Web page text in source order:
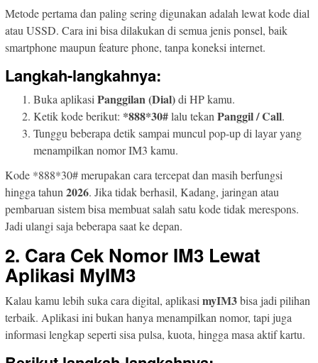
Metode pertama dan paling sering digunakan adalah lewat kode dial
atau USSD. Cara ini bisa dilakukan di semua jenis ponsel, baik
smartphone maupun feature phone, tanpa koneksi internet.
Langkah-langkahnya:
Buka aplikasi Panggilan (Dial)di HP kamu.
Ketik kode berikut: *888*30#lalu tekan Panggil / Call.
Tunggu beberapa detik sampai muncul pop-up di layar yang
menampilkan nomor IM3 kamu.
Kode *888*30# merupakan cara tercepat dan masih berfungsi
hingga tahun 2026. Jika tidak berhasil, Kadang, jaringan atau
pembaruan sistem bisa membuat salah satu kode tidak merespons.
Jadi ulangi saja beberapa saat ke depan.
2. Cara Cek Nomor IM3 Lewat
Aplikasi MyIM3
Kalau kamu lebih suka cara digital, aplikasi myIM3bisa jadi pilihan
terbaik. Aplikasi ini bukan hanya menampilkan nomor, tapi juga
informasi lengkap seperti sisa pulsa, kuota, hingga masa aktif kartu.